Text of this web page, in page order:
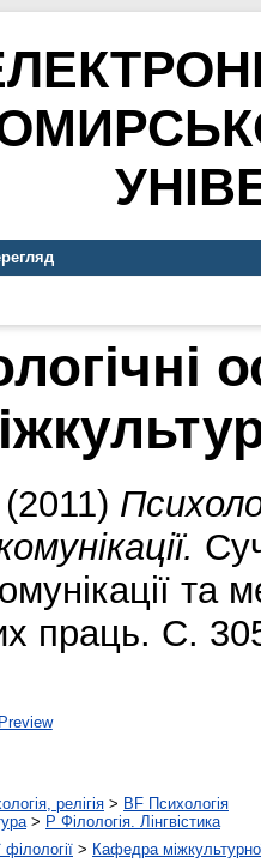
(2011)
праць. С.
Preview
релігія > BF Психологія
> P Філологія. Лінгвістика
філології > Кафедра